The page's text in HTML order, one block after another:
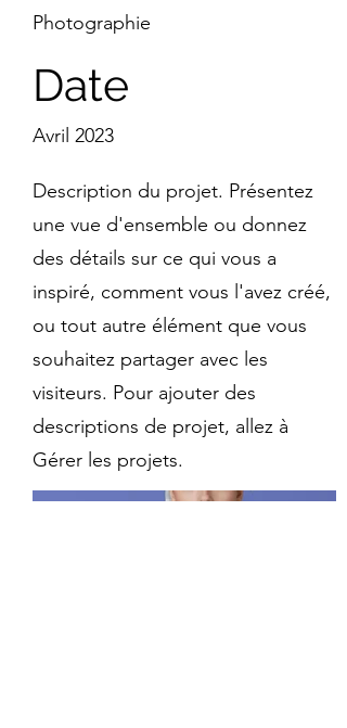
Photographie
Date
Avril 2023
Description du projet. Présentez
une vue d'ensemble ou donnez
des détails sur ce qui vous a
inspiré, comment vous l'avez créé,
ou tout autre élément que vous
souhaitez partager avec les
visiteurs. Pour ajouter des
descriptions de projet, allez à
Gérer les projets.